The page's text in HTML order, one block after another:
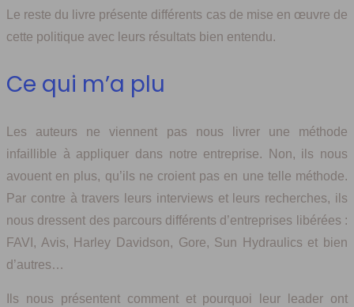
Le reste du livre présente différents cas de mise en œuvre de
cette politique avec leurs résultats bien entendu.
Ce qui m’a plu
Les auteurs ne viennent pas nous livrer une méthode
infaillible à appliquer dans notre entreprise. Non, ils nous
avouent en plus, qu’ils ne croient pas en une telle méthode.
Par contre à travers leurs interviews et leurs recherches, ils
nous dressent des parcours différents d’entreprises libérées :
FAVI, Avis, Harley Davidson, Gore, Sun Hydraulics et bien
d’autres…
Ils nous présentent comment et pourquoi leur leader ont